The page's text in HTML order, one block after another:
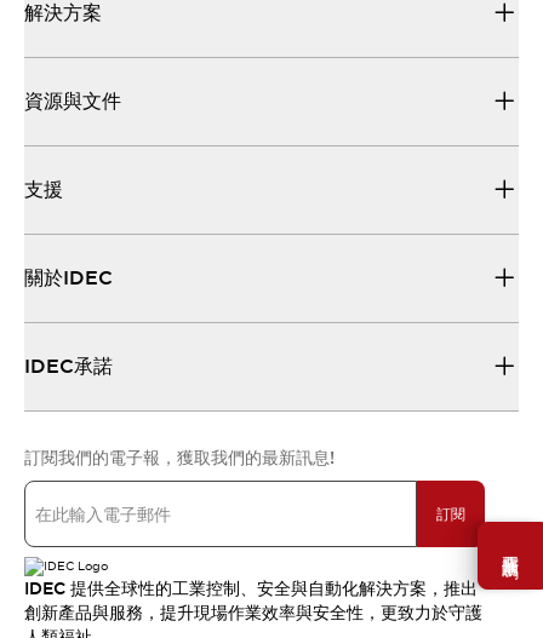
需要幫助嗎？
解決方案
資源與文件
支援
關於IDEC
IDEC承諾
訂閱我們的電子報，獲取我們的最新訊息!
訂閱
IDEC 提供全球性的工業控制、安全與自動化解決方案，推出
創新產品與服務，提升現場作業效率與安全性，更致力於守護